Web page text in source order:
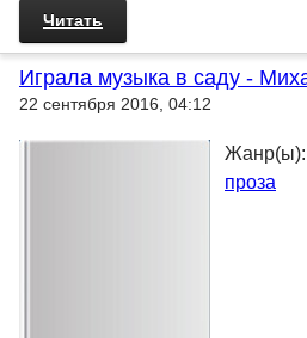
Читать
Играла музыка в саду -
22 сентября 2016, 04:12
Жанр(ы):
проза